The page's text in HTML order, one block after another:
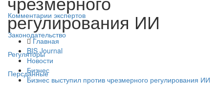
Комментарии экспертов
Законодательство
Регуляторы
Персданные
регулирования ИИ
Главная
BIS Journal
Новости
Бизнес
Бизнес выступил против чрезмерного регулирования ИИ